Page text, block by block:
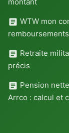
WTW mon
remboursements
Retraite
précis
Pension
Arrco : calcul et